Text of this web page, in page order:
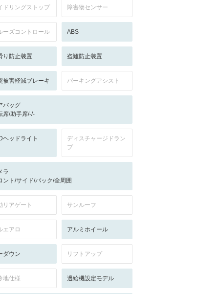
ドリングストップ 障害物センサー
ーズコントロール ABS
り防止装置 盗難防止装置
被害軽減ブレーキ パーキングアシスト
バッグ
席/助手席/-/-
ヘッドライト
ディスチャージドラン
プ
ラ
ント/サイド/バック/全周囲
リアゲート サンルーフ
エアロ アルミホイール
ダウン リフトアップ
地仕様 過給機設定モデル